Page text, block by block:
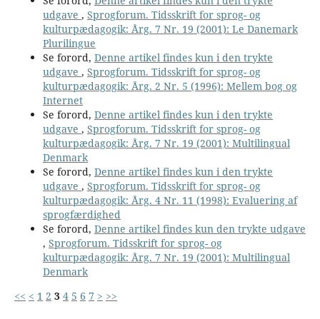
udgave , Sprogforum. Tidsskrift for sprog- og
kulturpædagogik: Årg. 7 Nr. 19 (2001): Le Danemark
Plurilingue
Se forord, Denne artikel findes kun i den trykte
udgave , Sprogforum. Tidsskrift for sprog- og
kulturpædagogik: Årg. 2 Nr. 5 (1996): Mellem bog og
Internet
Se forord, Denne artikel findes kun i den trykte
udgave , Sprogforum. Tidsskrift for sprog- og
kulturpædagogik: Årg. 7 Nr. 19 (2001): Multilingual
Denmark
Se forord, Denne artikel findes kun i den trykte
udgave , Sprogforum. Tidsskrift for sprog- og
kulturpædagogik: Årg. 4 Nr. 11 (1998): Evaluering af
sprogfærdighed
Se forord, Denne artikel findes kun den trykte udgave
, Sprogforum. Tidsskrift for sprog- og
kulturpædagogik: Årg. 7 Nr. 19 (2001): Multilingual
Denmark
<< < 1 2 3 4 5 6 7 > >>